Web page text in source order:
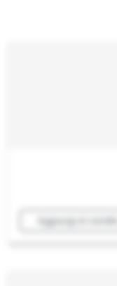
Aggiungi al carrello